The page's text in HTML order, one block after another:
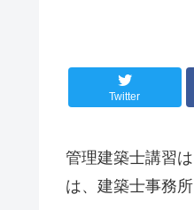
Twitter
管理建築士講習
は、建築士事務